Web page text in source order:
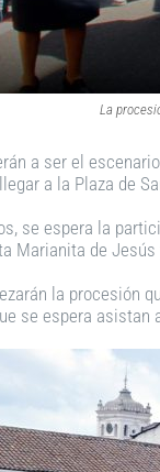
La
a ser el
a la Plaza de
se espera la
Marianita de Jesús
la procesión
se espera asistan